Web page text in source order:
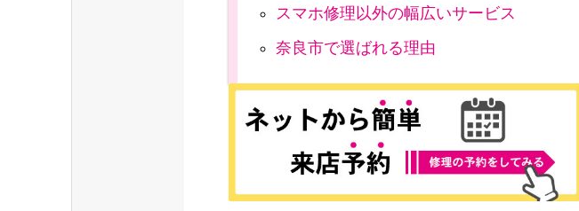
スマホ修理以外の幅広いサービス
奈良市で選ばれる理由